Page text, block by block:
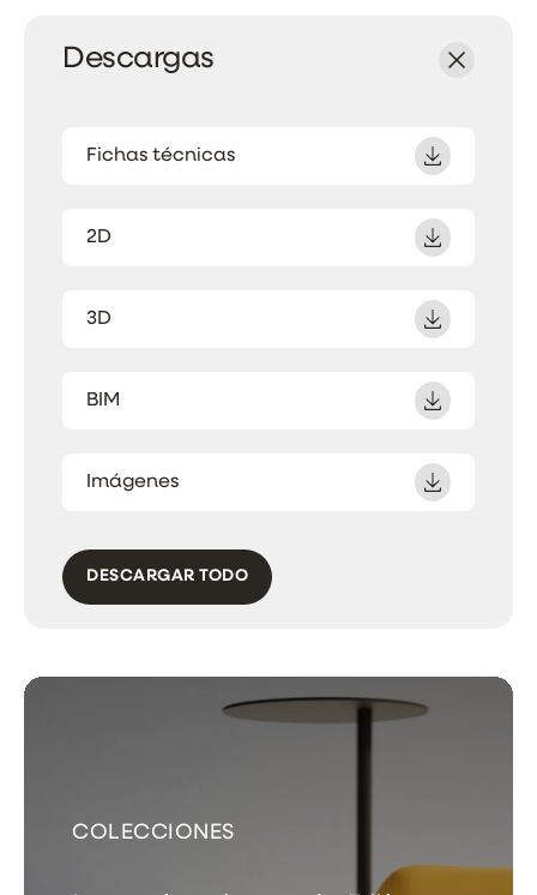
Descargas
Fichas técnicas
2D
3D
BIM
Imágenes
DESCARGAR TODO
COLECCIONES